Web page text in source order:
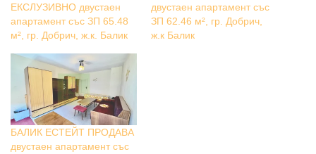
ЕКСЛУЗИВНО двустаен
апартамент със ЗП 65.48
м², гр. Добрич, ж.к. Балик
двустаен апартамент със
ЗП 62.46 м², гр. Добрич,
ж.к Балик
БАЛИК ЕСТЕЙТ ПРОДАВА
двустаен апартамент със